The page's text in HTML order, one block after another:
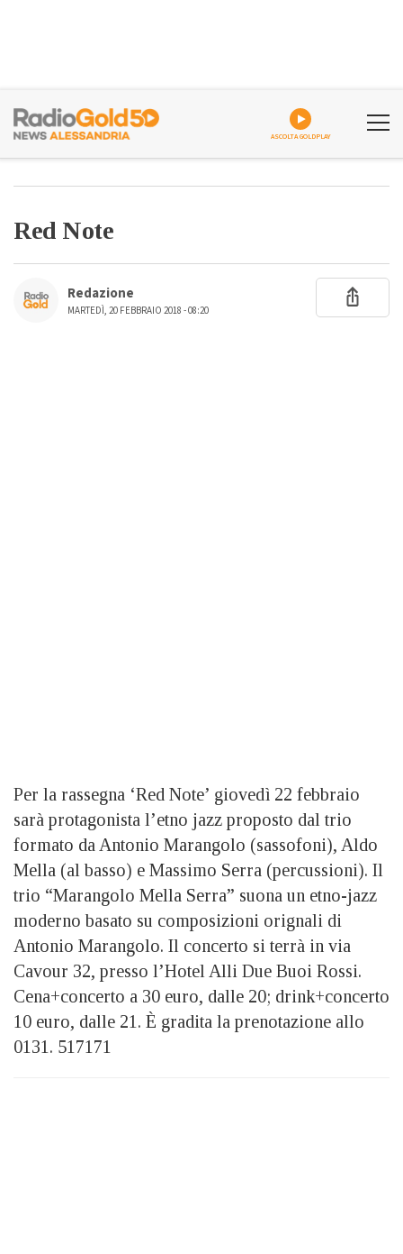
ASCOLTA GOLDPLAY
Red Note
Redazione
MARTEDÌ, 20 FEBBRAIO 2018 - 08:20
Per la rassegna ‘Red Note’ giovedì 22 febbraio
sarà protagonista l’etno jazz proposto dal trio
formato da Antonio Marangolo (sassofoni), Aldo
Mella (al basso) e Massimo Serra (percussioni). Il
trio “Marangolo Mella Serra” suona un etno-jazz
moderno basato su composizioni orignali di
Antonio Marangolo. Il concerto si terrà in via
Cavour 32, presso l’Hotel Alli Due Buoi Rossi.
Cena+concerto a 30 euro, dalle 20; drink+concerto
10 euro, dalle 21. È gradita la prenotazione allo
0131. 517171